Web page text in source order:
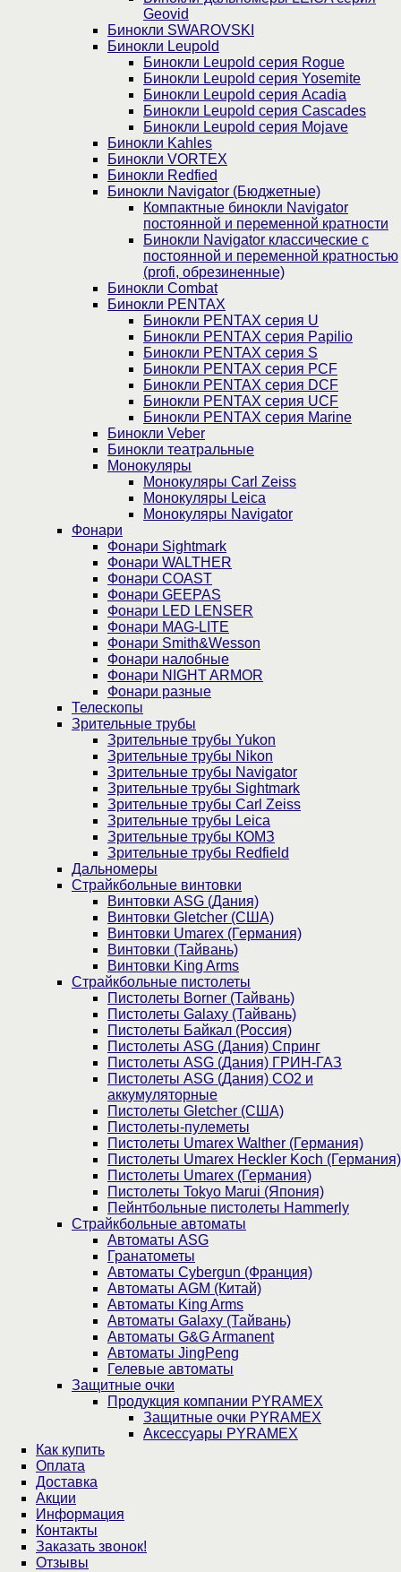
Geovid
Бинокли SWAROVSKI
Бинокли Leupold
Бинокли Leupold серия Rogue
Бинокли Leupold серия Yosemite
Бинокли Leupold серия Acadia
Бинокли Leupold серия Cascades
Бинокли Leupold серия Mojave
Бинокли Kahles
Бинокли VORTEX
Бинокли Redfied
Бинокли Navigator (Бюджетные)
Компактные бинокли Navigator
постоянной и переменной кратности
Бинокли Navigator классические с
постоянной и переменной кратностью
(profi, обрезиненные)
Бинокли Combat
Бинокли PENTAX
Бинокли PENTAX серия U
Бинокли PENTAX серия Papilio
Бинокли PENTAX серия S
Бинокли PENTAX серия PCF
Бинокли PENTAX серия DCF
Бинокли PENTAX серия UCF
Бинокли PENTAX серия Marine
Бинокли Veber
Бинокли театральные
Монокуляры
Монокуляры Carl Zeiss
Монокуляры Leica
Монокуляры Navigator
Фонари
Фонари Sightmark
Фонари WALTHER
Фонари COAST
Фонари GEEPAS
Фонари LED LENSER
Фонари MAG-LITE
Фонари Smith&Wesson
Фонари налобные
Фонари NIGHT ARMOR
Фонари разные
Телескопы
Зрительные трубы
Зрительные трубы Yukon
Зрительные трубы Nikon
Зрительные трубы Navigator
Зрительные трубы Sightmark
Зрительные трубы Carl Zeiss
Зрительные трубы Leica
Зрительные трубы КОМЗ
Зрительные трубы Redfield
Дальномеры
Страйкбольные винтовки
Винтовки ASG (Дания)
Винтовки Gletcher (США)
Винтовки Umarex (Германия)
Винтовки (Тайвань)
Винтовки King Arms
Страйкбольные пистолеты
Пистолеты Borner (Тайвань)
Пистолеты Galaxy (Тайвань)
Пистолеты Байкал (Россия)
Пистолеты ASG (Дания) Спринг
Пистолеты ASG (Дания) ГРИН-ГАЗ
Пистолеты ASG (Дания) CO2 и
аккумуляторные
Пистолеты Gletcher (США)
Пистолеты-пулеметы
Пистолеты Umarex Walther (Германия)
Пистолеты Umarex Heckler Koch (Германия)
Пистолеты Umarex (Германия)
Пистолеты Tokyo Marui (Япония)
Пейнтбольные пистолеты Hammerly
Страйкбольные автоматы
Автоматы ASG
Гранатометы
Автоматы Cybergun (Франция)
Автоматы AGM (Китай)
Автоматы King Arms
Автоматы Galaxy (Тайвань)
Автоматы G&G Armanent
Автоматы JingPeng
Гелевые автоматы
Защитные очки
Продукция компании PYRAMEX
Защитные очки PYRAMEX
Аксессуары PYRAMEX
Как купить
Оплата
Доставка
Акции
Информация
Контакты
Заказать звонок!
Отзывы